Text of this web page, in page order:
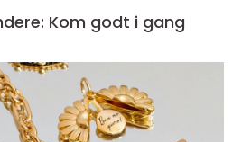
Kom godt i gang